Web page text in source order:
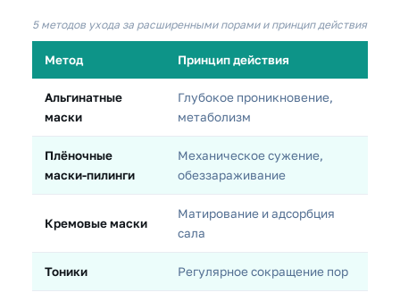
5 методов ухода за расширенными порами и принцип действия
Метод Принцип действия
Альгинатные
маски
Глубокое проникновение,
метаболизм
Плёночные
маски-пилинги
Механическое сужение,
обеззараживание
Кремовые маски
Матирование и адсорбция
сала
Тоники Регулярное сокращение пор